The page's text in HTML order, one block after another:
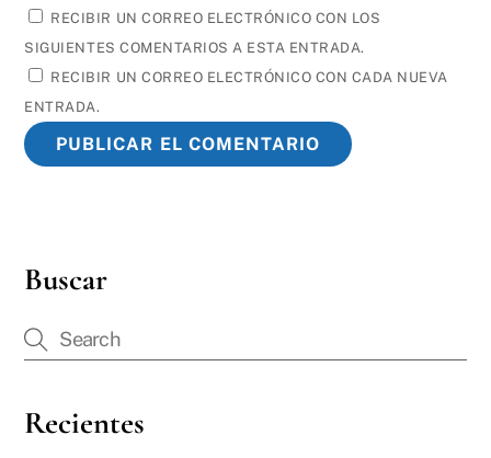
RECIBIR UN CORREO ELECTRÓNICO CON LOS
SIGUIENTES COMENTARIOS A ESTA ENTRADA.
RECIBIR UN CORREO ELECTRÓNICO CON CADA NUEVA
ENTRADA.
Buscar
Recientes